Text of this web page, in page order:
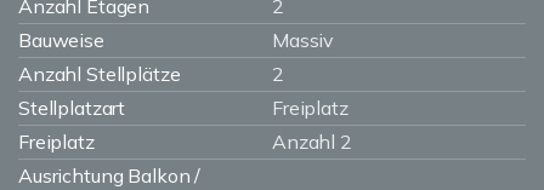
Anzahl Etagen
2
Bauweise
Massiv
Anzahl Stellplätze
2
Stellplatzart
Freiplatz
Freiplatz
Anzahl 2
Ausrichtung Balkon /